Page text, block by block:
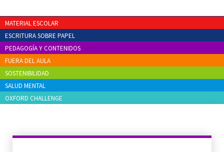
MATERIAL ESCOLAR
ESCRITURA SOBRE PAPEL
PEDAGOGÍA Y CONTENIDOS
FUERA DEL AULA
SOSTENIBILIDAD
SALUD MENTAL
OXFORD CHALLENGE